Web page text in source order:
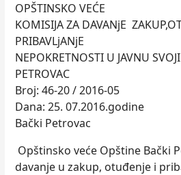
OPŠTINSKO VEĆE
KOMISIJA ZA DAVANјE
PRIBAVLjANјE
NEPOKRETNOSTI U JAVNU
PETROVAC
Broj: 46-20 / 2016-05
Dana: 25. 07.2016.godine
Bački Petrovac
Opštinsko veće Opštine Bački
davanje u zakup, otuđenje i